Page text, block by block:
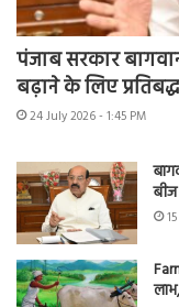
पंजाब सरकार
बढ़ाने के लिए प्रतिबद्ध
24 July 2026 - 1:45 PM